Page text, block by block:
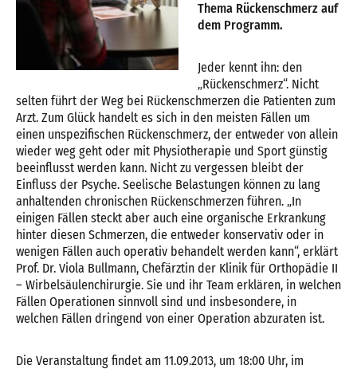
Thema Rückenschmerz auf
dem Programm.
Jeder kennt ihn: den
„Rückenschmerz“. Nicht
selten führt der Weg bei Rückenschmerzen die Patienten zum
Arzt. Zum Glück handelt es sich in den meisten Fällen um
einen unspezifischen Rückenschmerz, der entweder von allein
wieder weg geht oder mit Physiotherapie und Sport günstig
beeinflusst werden kann. Nicht zu vergessen bleibt der
Einfluss der Psyche. Seelische Belastungen können zu lang
anhaltenden chronischen Rückenschmerzen führen. „In
einigen Fällen steckt aber auch eine organische Erkrankung
hinter diesen Schmerzen, die entweder konservativ oder in
wenigen Fällen auch operativ behandelt werden kann“, erklärt
Prof. Dr. Viola Bullmann, Chefärztin der Klinik für Orthopädie II
– Wirbelsäulenchirurgie. Sie und ihr Team erklären, in welchen
Fällen Operationen sinnvoll sind und insbesondere, in
welchen Fällen dringend von einer Operation abzuraten ist.
Die Veranstaltung findet am 11.09.2013, um 18:00 Uhr, im